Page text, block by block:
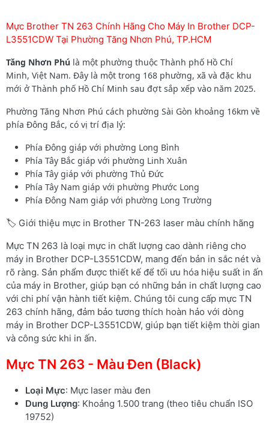
Mực Brother TN 263 Chính Hãng Cho Máy In Brother DCP-
L3551CDW Tại Phường Tăng Nhơn Phú, TP.HCM
Tăng Nhơn Phú là một phường thuộc Thành phố Hồ Chí
Minh, Việt Nam. Đây là một trong 168 phường, xã và đặc khu
mới ở Thành phố Hồ Chí Minh sau đợt sắp xếp vào năm 2025.
Phường Tăng Nhơn Phú cách phường Sài Gòn khoảng 16km về
phía Đông Bắc, có vị trí địa lý:
Phía Đông giáp với phường Long Bình
Phía Tây Bắc giáp với phường Linh Xuân
Phía Tây giáp với phường Thủ Đức
Phía Tây Nam giáp với phường Phước Long
Phía Đông Nam giáp với phường Long Trường
🏷️ Giới thiệu mực in Brother TN-263 laser màu chính hãng
Mực TN 263 là loại mực in chất lượng cao dành riêng cho
máy in Brother DCP-L3551CDW, mang đến bản in sắc nét và
rõ ràng. Sản phẩm được thiết kế để tối ưu hóa hiệu suất in ấn
của máy in Brother, giúp bạn có những bản in chất lượng cao
với chi phí vận hành tiết kiệm. Chúng tôi cung cấp mực TN
263 chính hãng, đảm bảo tương thích hoàn hảo với dòng
máy in Brother DCP-L3551CDW, giúp bạn tiết kiệm thời gian
và công sức khi in ấn.
Mực TN 263 - Màu Đen (Black)
Loại Mực: Mực laser màu đen
Dung Lượng: Khoảng 1.500 trang (theo tiêu chuẩn ISO
19752)